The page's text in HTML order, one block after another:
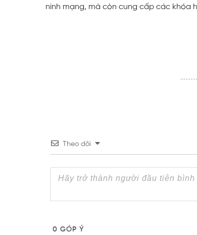
ninh mạng, mà còn cung cấp các khóa
Theo dõi
0 GÓP Ý